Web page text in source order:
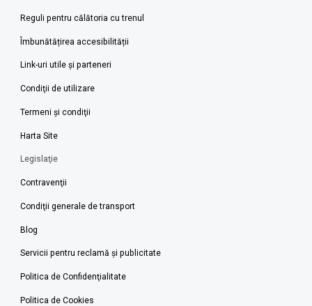
Reguli pentru călătoria cu trenul
Îmbunătățirea accesibilității
Link-uri utile şi parteneri
Condiţii de utilizare
Termeni şi condiţii
Harta Site
Legislaţie
Contravenţii
Condiţii generale de transport
Blog
Servicii pentru reclamă și publicitate
Politica de Confidenţialitate
Politica de Cookies